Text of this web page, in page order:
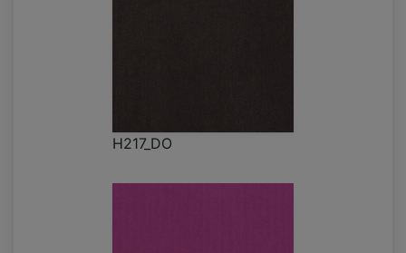
H217_DO